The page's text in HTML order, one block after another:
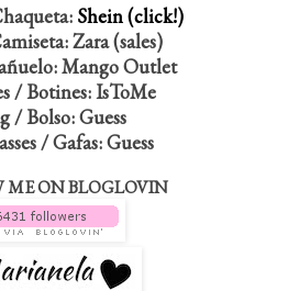
Shein (click!)
Zara (sales)
Mango Outlet
/ Botines: IsToMe
/ Bolso: Guess
/ Gafas: Guess
ME ON BLOGLOVIN